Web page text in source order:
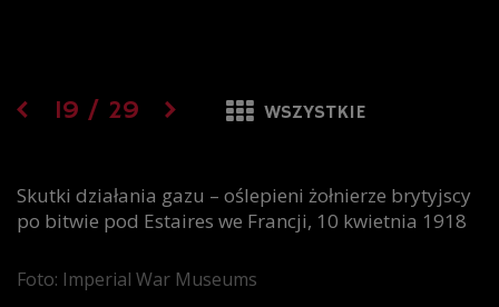
19 / 29 WSZYSTKIE
Skutki działania gazu – oślepieni żołnierze brytyjscy
po bitwie pod Estaires we Francji, 10 kwietnia 1918
Foto: Imperial War Museums